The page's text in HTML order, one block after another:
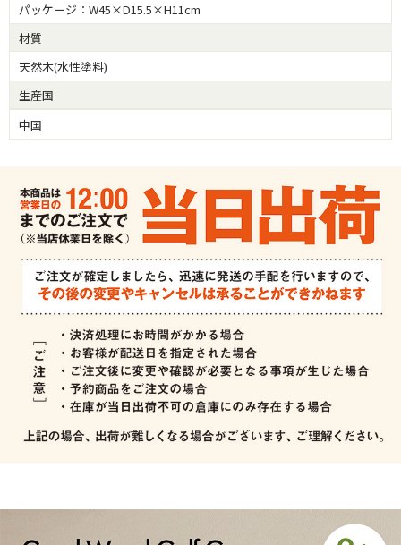
パッケージ：W45×D15.5×H11cm
材質
天然木(水性塗料)
生産国
中国